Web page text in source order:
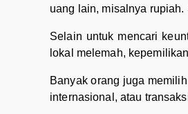
uang lain, misalnya
Selain untuk mencari
lokal melemah,
Banyak orang juga
internasional, atau